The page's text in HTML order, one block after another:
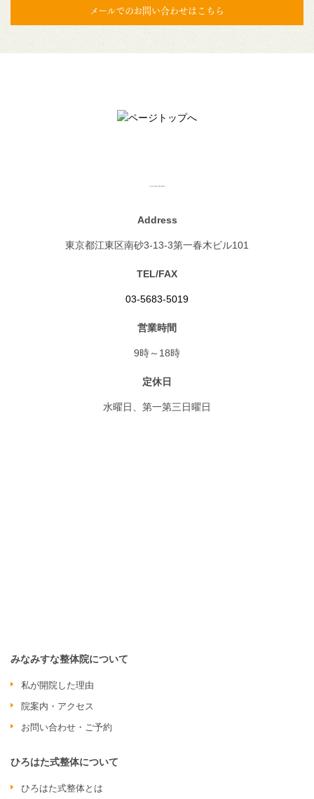
メールでのお問い合わせはこちら
Address
東京都江東区南砂3-13-3第一春木ビル101
TEL/FAX
03-5683-5019
営業時間
9時～18時
定休日
水曜日、第一第三日曜日
みなみすな整体院について
私が開院した理由
院案内・アクセス
お問い合わせ・ご予約
ひろはた式整体について
ひろはた式整体とは